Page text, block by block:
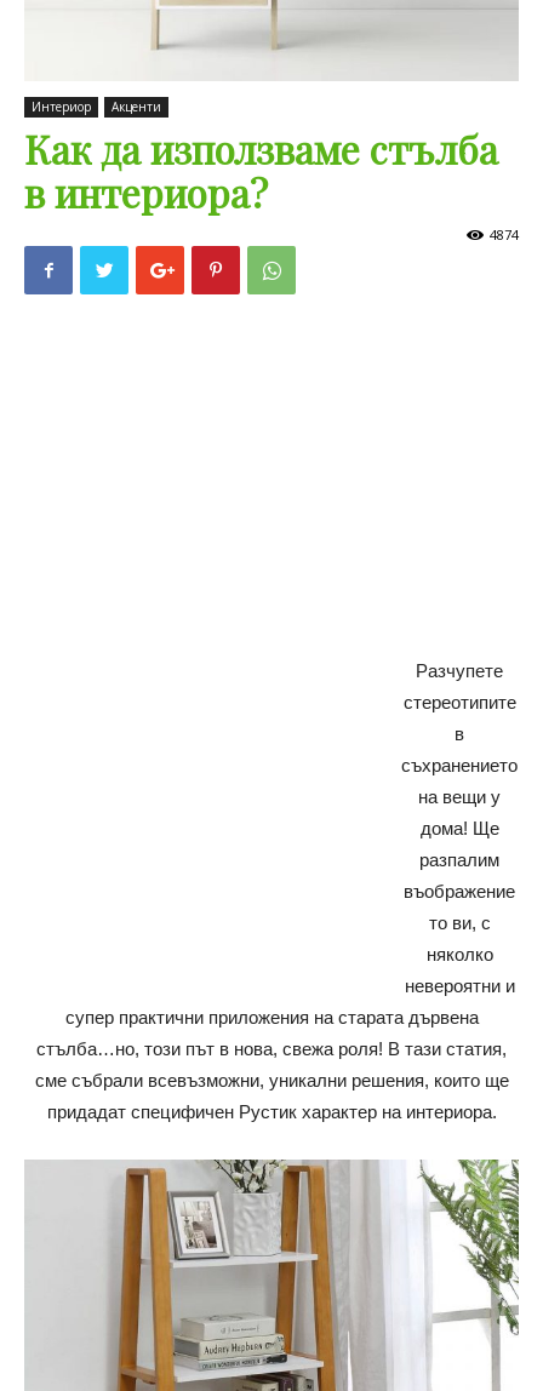
Интериор Акценти
Как да използваме стълба
в интериора?
4874
Разчупете
стереотипите
в
съхранението
на вещи у
дома! Ще
разпалим
въображение
то ви, с
няколко
невероятни и
супер практични приложения на старата дървена
стълба…но, този път в нова, свежа роля! В тази статия,
сме събрали всевъзможни, уникални решения, които ще
придадат специфичен Рустик характер на интериора.